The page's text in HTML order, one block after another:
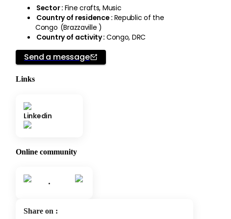
Sector: Fine crafts, Music
Country of residence : Republic of the
Congo (Brazzaville )
Country of activity: Congo, DRC
Send a message
Links
Linkedin
Online community
•
Share on :